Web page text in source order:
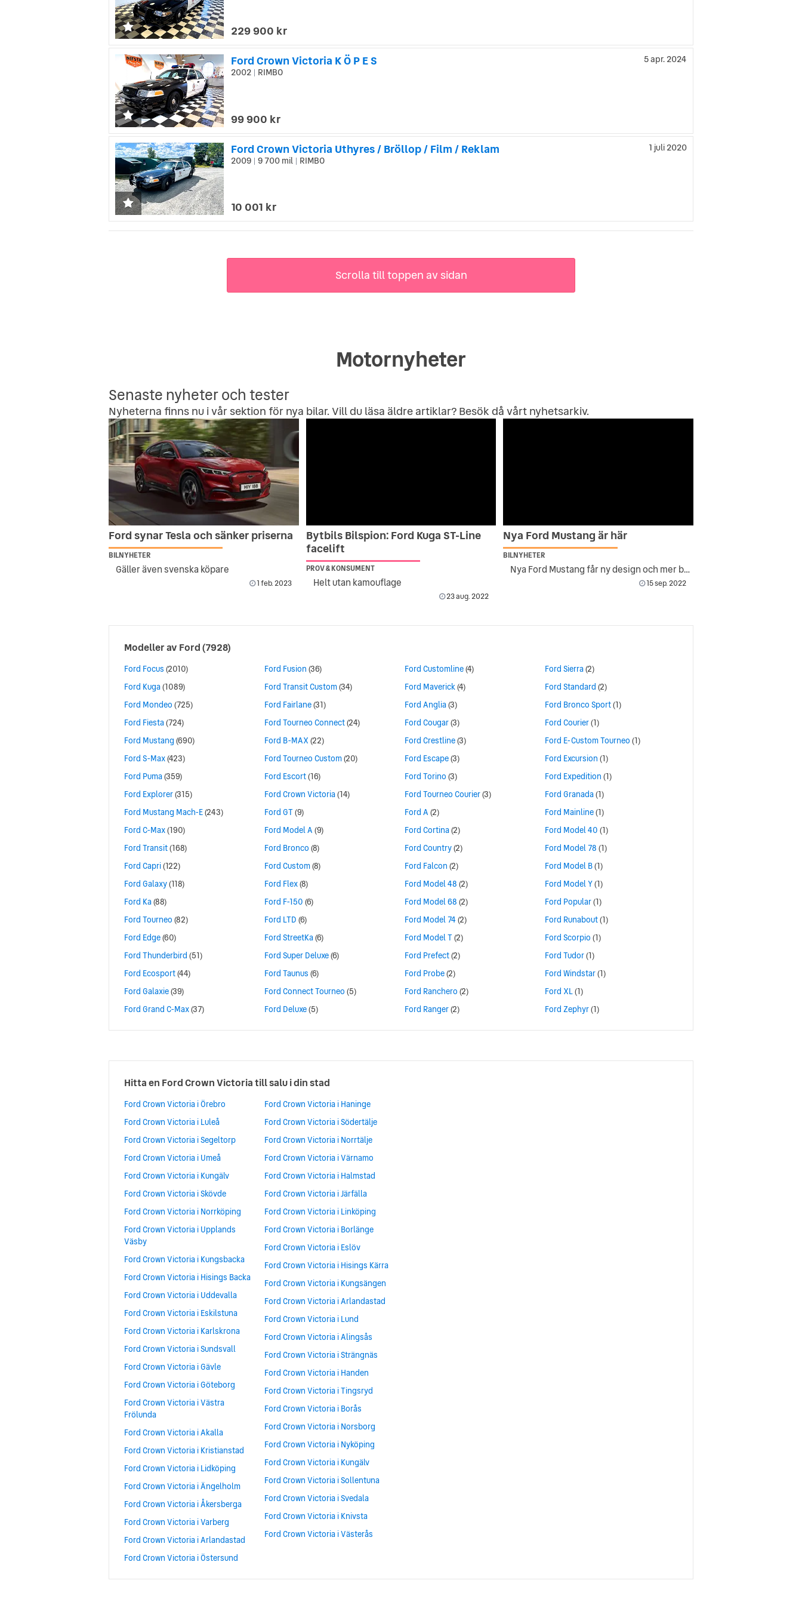
229 900 kr
Ford Crown Victoria K Ö P E S
2002 RIMBO
5 apr. 2024
99 900 kr
Ford Crown Victoria Uthyres / Bröllop / Film / Reklam
2009 9 700 mil RIMBO
1 juli 2020
10 001 kr
Scrolla till toppen av sidan
Motornyheter
Senaste nyheter och tester
Nyheterna finns nu i vår sektion för nya bilar. Vill du läsa äldre artiklar? Besök då vårtnyhetsarkiv.
Ford synar Tesla och sänker priserna
BILNYHETER
Gäller även svenska köpare
1 feb. 2023
Bytbils Bilspion: Ford Kuga ST-Line
facelift
PROV & KONSUMENT
Helt utan kamouflage
23 aug. 2022
Nya Ford Mustang är här
BILNYHETER
Nya Ford Mustang får ny design och mer banfokuserad version
15 sep. 2022
Modeller av Ford(7928)
Ford Focus (2010)
Ford Kuga(1089)
Ford Mondeo (725)
Ford Fiesta(724)
Ford Mustang (690)
Ford S-Max(423)
Ford Puma(359)
Ford Explorer(315)
Ford Mustang Mach-E(243)
Ford C-Max(190)
Ford Transit(168)
Ford Capri(122)
Ford Galaxy(118)
Ford Ka(88)
Ford Tourneo (82)
Ford Edge(60)
Ford Thunderbird (51)
Ford Ecosport(44)
Ford Galaxie(39)
Ford Grand C-Max(37)
Ford Fusion (36)
Ford Transit Custom(34)
Ford Fairlane(31)
Ford Tourneo Connect(24)
Ford B-MAX (22)
Ford Tourneo Custom(20)
Ford Escort(16)
Ford Crown Victoria(14)
Ford GT(9)
Ford Model A (9)
Ford Bronco (8)
Ford Custom(8)
Ford Flex(8)
Ford F-150 (6)
Ford LTD (6)
Ford StreetKa(6)
Ford Super Deluxe(6)
Ford Taunus (6)
Ford Connect Tourneo (5)
Ford Deluxe(5)
Ford Customline(4)
Ford Maverick(4)
Ford Anglia(3)
Ford Cougar(3)
Ford Crestline(3)
Ford Escape(3)
Ford Torino (3)
Ford Tourneo Courier(3)
Ford A (2)
Ford Cortina(2)
Ford Country(2)
Ford Falcon (2)
Ford Model 48 (2)
Ford Model 68 (2)
Ford Model 74 (2)
Ford Model T(2)
Ford Prefect(2)
Ford Probe(2)
Ford Ranchero (2)
Ford Ranger(2)
Ford Sierra(2)
Ford Standard (2)
Ford Bronco Sport(1)
Ford Courier(1)
Ford E-Custom Tourneo (1)
Ford Excursion (1)
Ford Expedition (1)
Ford Granada(1)
Ford Mainline(1)
Ford Model 40 (1)
Ford Model 78 (1)
Ford Model B(1)
Ford Model Y(1)
Ford Popular(1)
Ford Runabout(1)
Ford Scorpio (1)
Ford Tudor(1)
Ford Windstar(1)
Ford XL(1)
Ford Zephyr(1)
Hitta en Ford Crown Victoria till salu i din stad
Ford Crown Victoria i Örebro
Ford Crown Victoria i Luleå
Ford Crown Victoria i Segeltorp
Ford Crown Victoria i Umeå
Ford Crown Victoria i Kungälv
Ford Crown Victoria i Skövde
Ford Crown Victoria i Norrköping
Ford Crown Victoria i Upplands
Väsby
Ford Crown Victoria i Kungsbacka
Ford Crown Victoria i Hisings Backa
Ford Crown Victoria i Uddevalla
Ford Crown Victoria i Eskilstuna
Ford Crown Victoria i Karlskrona
Ford Crown Victoria i Sundsvall
Ford Crown Victoria i Gävle
Ford Crown Victoria i Göteborg
Ford Crown Victoria i Västra
Frölunda
Ford Crown Victoria i Akalla
Ford Crown Victoria i Kristianstad
Ford Crown Victoria i Lidköping
Ford Crown Victoria i Ängelholm
Ford Crown Victoria i Åkersberga
Ford Crown Victoria i Varberg
Ford Crown Victoria i Arlandastad
Ford Crown Victoria i Östersund
Ford Crown Victoria i Haninge
Ford Crown Victoria i Södertälje
Ford Crown Victoria i Norrtälje
Ford Crown Victoria i Värnamo
Ford Crown Victoria i Halmstad
Ford Crown Victoria i Järfälla
Ford Crown Victoria i Linköping
Ford Crown Victoria i Borlänge
Ford Crown Victoria i Eslöv
Ford Crown Victoria i Hisings Kärra
Ford Crown Victoria i Kungsängen
Ford Crown Victoria i Arlandastad
Ford Crown Victoria i Lund
Ford Crown Victoria i Alingsås
Ford Crown Victoria i Strängnäs
Ford Crown Victoria i Handen
Ford Crown Victoria i Tingsryd
Ford Crown Victoria i Borås
Ford Crown Victoria i Norsborg
Ford Crown Victoria i Nyköping
Ford Crown Victoria i Kungälv
Ford Crown Victoria i Sollentuna
Ford Crown Victoria i Svedala
Ford Crown Victoria i Knivsta
Ford Crown Victoria i Västerås